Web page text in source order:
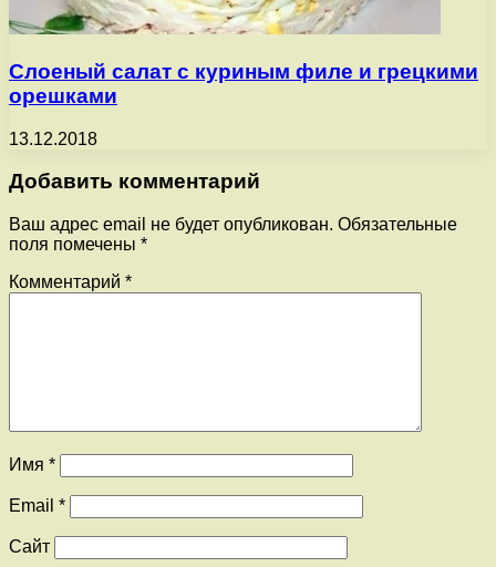
Слоеный салат с куриным филе и грецкими
орешками
13.12.2018
Добавить комментарий
Ваш адрес email не будет опубликован. Обязательные
поля помечены *
Комментарий *
Имя *
Email *
Сайт